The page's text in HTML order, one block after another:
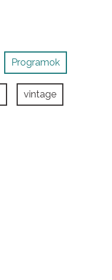
Programok
vintage